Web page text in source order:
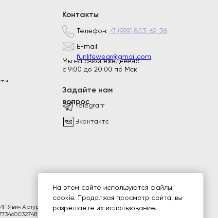
ИП Явич Артур Дмитриевич ИНН:
Контакты
E-mail:
funlifewear@gmail.com
Мы на связи ежедневно
с 9:00 до 20:00 по Мск
Телефон: +7 (999) 803-69-36
Задайте нам
вопросTelegram
Вконтакте
На этом сайте используются файлы
cookie. Продолжая просмотр сайта, вы
разрешаете их использование.